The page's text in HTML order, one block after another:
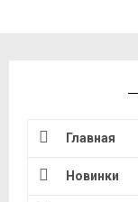
Главная
Новинки